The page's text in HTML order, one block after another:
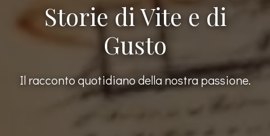
Storie di Vite e di
Gusto
Il racconto quotidiano della nostra passione.